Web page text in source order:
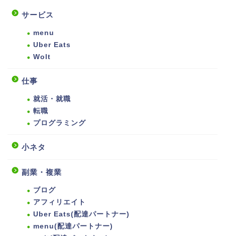
サービス
menu
Uber Eats
Wolt
仕事
就活・就職
転職
プログラミング
小ネタ
副業・複業
ブログ
アフィリエイト
Uber Eats(配達パートナー)
menu(配達パートナー)